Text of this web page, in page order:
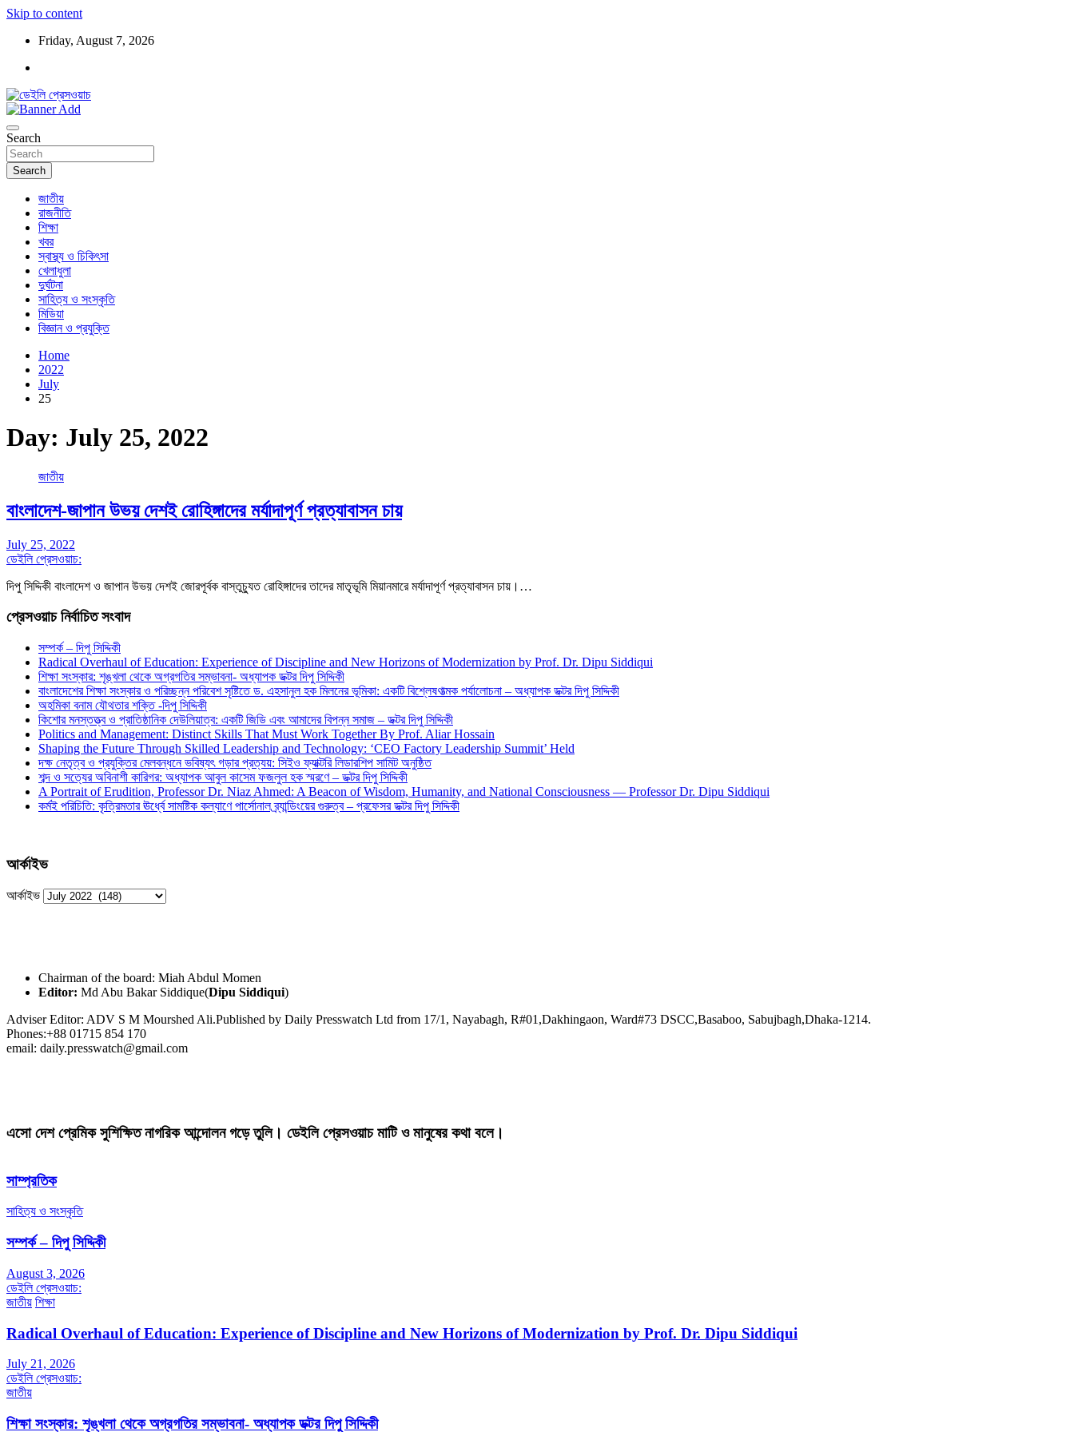
Skip to content
Friday, August 7, 2026
ডেইলি প্রেসওয়াচ
Search
Search
জাতীয়
রাজনীতি
শিক্ষা
খবর
স্বাস্থ্য ও চিকিৎসা
খেলাধুলা
দুর্ঘটনা
সাহিত্য ও সংস্কৃতি
মিডিয়া
বিজ্ঞান ও প্রযুক্তি
Home
2022
July
25
Day: July 25, 2022
জাতীয়
বাংলাদেশ-জাপান উভয় দেশই রোহিঙ্গাদের মর্যাদাপূর্ণ প্রত্যাবাসন চায়
July 25, 2022
ডেইলি প্রেসওয়াচ:
দিপু সিদ্দিকী বাংলাদেশ ও জাপান উভয় দেশই জোরপূর্বক বাস্তুচ্যুত রোহিঙ্গাদের তাদের মাতৃভূমি মিয়ানমারে মর্যাদাপূর্ণ প্রত্যাবাসন চায়।…
প্রেসওয়াচ নির্বাচিত সংবাদ
সম্পর্ক – দিপু সিদ্দিকী
Radical Overhaul of Education: Experience of Discipline and New Horizons of Modernization by Prof. Dr. Dipu Siddiqui
শিক্ষা সংস্কার: শৃঙ্খলা থেকে অগ্রগতির সম্ভাবনা- অধ্যাপক ডক্টর দিপু সিদ্দিকী
বাংলাদেশের শিক্ষা সংস্কার ও পরিচ্ছন্ন পরিবেশ সৃষ্টিতে ড. এহসানুল হক মিলনের ভূমিকা: একটি বিশ্লেষণাত্মক পর্যালোচনা – অধ্যাপক ডক্টর দিপু সিদ্দিকী
অহমিকা বনাম যৌথতার শক্তি -দিপু সিদ্দিকী
কিশোর মনস্তত্ত্ব ও প্রাতিষ্ঠানিক দেউলিয়াত্ব: একটি জিডি এবং আমাদের বিপন্ন সমাজ – ডক্টর দিপু সিদ্দিকী
Politics and Management: Distinct Skills That Must Work Together By Prof. Aliar Hossain
Shaping the Future Through Skilled Leadership and Technology: ‘CEO Factory Leadership Summit’ Held
দক্ষ নেতৃত্ব ও প্রযুক্তির মেলবন্ধনে ভবিষ্যৎ গড়ার প্রত্যয়: সিইও ফ্যাক্টরি লিডারশিপ সামিট অনুষ্ঠিত
শব্দ ও সত্যের অবিনাশী কারিগর: অধ্যাপক আবুল কাসেম ফজলুল হক স্মরণে – ডক্টর দিপু সিদ্দিকী
A Portrait of Erudition, Professor Dr. Niaz Ahmed: A Beacon of Wisdom, Humanity, and National Consciousness — Professor Dr. Dipu Siddiqui
কর্মই পরিচিতি: কৃত্রিমতার ঊর্ধ্বে সামষ্টিক কল্যাণে পার্সোনাল ব্র্যান্ডিংয়ের গুরুত্ব – প্রফেসর ডক্টর দিপু সিদ্দিকী
আর্কাইভ
আর্কাইভ
Chairman of the board: Miah Abdul Momen
Editor: Md Abu Bakar Siddique(Dipu Siddiqui)
Adviser Editor: ADV S M Mourshed Ali.Published by Daily Presswatch Ltd from 17/1, Nayabagh, R#01,Dakhingaon, Ward#73 DSCC,Basaboo, Sabujbagh,Dhaka-1214.
Phones:+88 01715 854 170
email: daily.presswatch@gmail.com
এসো দেশ প্রেমিক সুশিক্ষিত নাগরিক আন্দোলন গড়ে তুলি। ডেইলি প্রেসওয়াচ মাটি ও মানুষের কথা বলে।
সাম্প্রতিক
সাহিত্য ও সংস্কৃতি
সম্পর্ক – দিপু সিদ্দিকী
August 3, 2026
ডেইলি প্রেসওয়াচ:
জাতীয় শিক্ষা
Radical Overhaul of Education: Experience of Discipline and New Horizons of Modernization by Prof. Dr. Dipu Siddiqui
July 21, 2026
ডেইলি প্রেসওয়াচ:
জাতীয়
শিক্ষা সংস্কার: শৃঙ্খলা থেকে অগ্রগতির সম্ভাবনা- অধ্যাপক ডক্টর দিপু সিদ্দিকী